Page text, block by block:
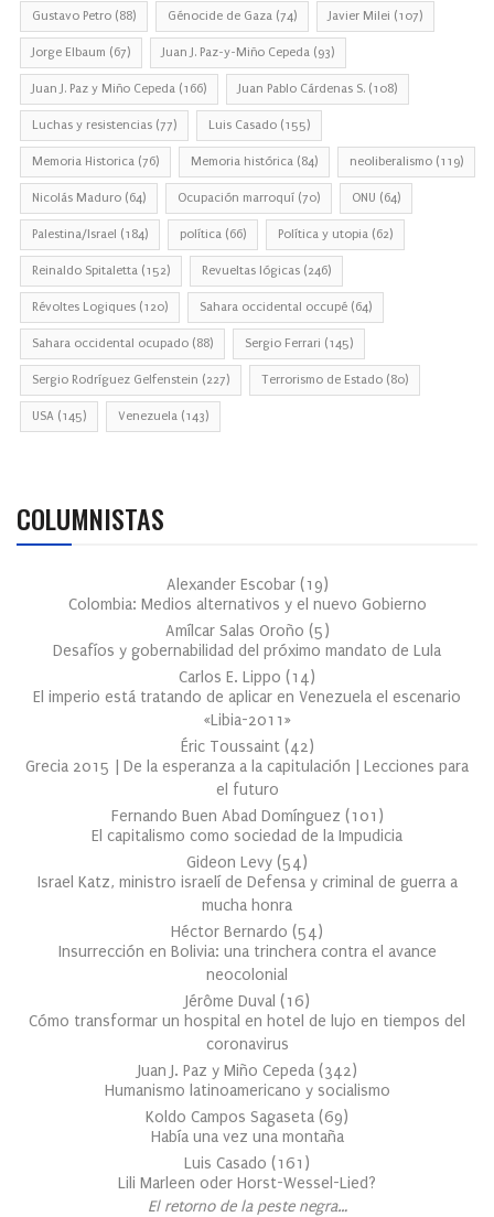
Gustavo Petro (88) Génocide de Gaza (74) Javier Milei (107)
Jorge Elbaum (67) Juan J. Paz-y-Miño Cepeda (93)
Juan J. Paz y Miño Cepeda (166) Juan Pablo Cárdenas S. (108)
Luchas y resistencias (77) Luis Casado (155)
Memoria Historica (76) Memoria histórica (84) neoliberalismo (119)
Nicolás Maduro (64) Ocupación marroquí (70) ONU (64)
Palestina/Israel (184) política (66) Política y utopia (62)
Reinaldo Spitaletta (152) Revueltas lógicas (246)
Révoltes Logiques (120) Sahara occidental occupé (64)
Sahara occidental ocupado (88) Sergio Ferrari (145)
Sergio Rodríguez Gelfenstein (227) Terrorismo de Estado (80)
USA (145) Venezuela (143)
COLUMNISTAS
Alexander Escobar (19)
Colombia: Medios alternativos y el nuevo Gobierno
Amílcar Salas Oroño (5)
Desafíos y gobernabilidad del próximo mandato de Lula
Carlos E. Lippo (14)
El imperio está tratando de aplicar en Venezuela el escenario
«Libia-2011»
Éric Toussaint (42)
Grecia 2015 | De la esperanza a la capitulación | Lecciones para
el futuro
Fernando Buen Abad Domínguez (101 )
El capitalismo como sociedad de la Impudicia
Gideon Levy (54)
Israel Katz, ministro israelí de Defensa y criminal de guerra a
mucha honra
Héctor Bernardo (54)
Insurrección en Bolivia: una trinchera contra el avance
neocolonial
Jérôme Duval (16)
Cómo transformar un hospital en hotel de lujo en tiempos del
coronavirus
Juan J. Paz y Miño Cepeda (342)
Humanismo latinoamericano y socialismo
Koldo Campos Sagaseta (69)
Había una vez una montaña
Luis Casado (161 )
Lili Marleen oder Horst-Wessel-Lied?
El retorno de la peste negra…